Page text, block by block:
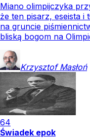
Miano olimpijczyka
że ten pisarz, eseista i
na gruncie
bliską bogom na
Krzysztof Masłoń
64
Świadek epok